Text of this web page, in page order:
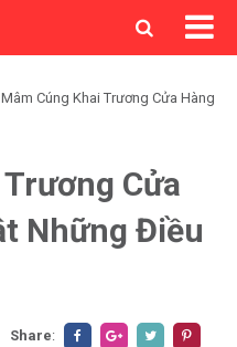
Mâm Cúng Khai Trương Cửa Hàng
Cửa
Những Điều
Share: